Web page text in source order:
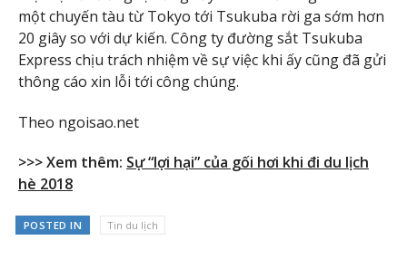
một chuyến tàu từ Tokyo tới Tsukuba rời ga sớm hơn
20 giây so với dự kiến. Công ty đường sắt Tsukuba
Express chịu trách nhiệm về sự việc khi ấy cũng đã gửi
thông cáo xin lỗi tới công chúng.
Theo ngoisao.net
>>> Xem thêm: Sự “lợi hại” của gối hơi khi đi du lịch
hè 2018
POSTED IN Tin du lịch